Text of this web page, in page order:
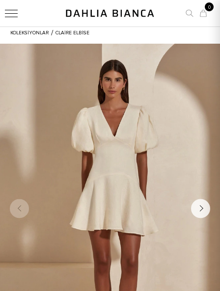
0
KOLEKSİYONLAR / CLAIRE ELBISE